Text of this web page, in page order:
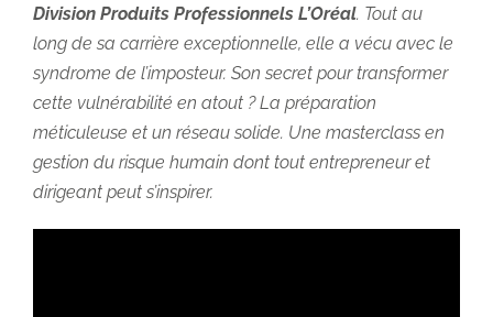
Division Produits Professionnels L’Oréal. Tout au
long de sa carrière exceptionnelle, elle a vécu avec le
syndrome de l’imposteur. Son secret pour transformer
cette vulnérabilité en atout ? La préparation
méticuleuse et un réseau solide. Une masterclass en
gestion du risque humain dont tout entrepreneur et
dirigeant peut s’inspirer.